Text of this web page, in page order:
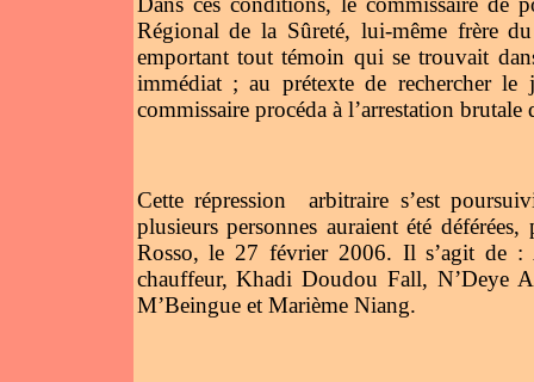
Régional de la Sûreté, lui-même frère
emportant tout témoin qui se trouvait
immédiat ; au prétexte de rechercher
commissaire procéda à l’arrestation brutale
Cette répression
arbitraire s’est
plusieurs personnes auraient été
Rosso, le 27 février 2006. Il s’agit de
chauffeur, Khadi Doudou Fall, N’Deye
M’Beingue et Marième Niang.